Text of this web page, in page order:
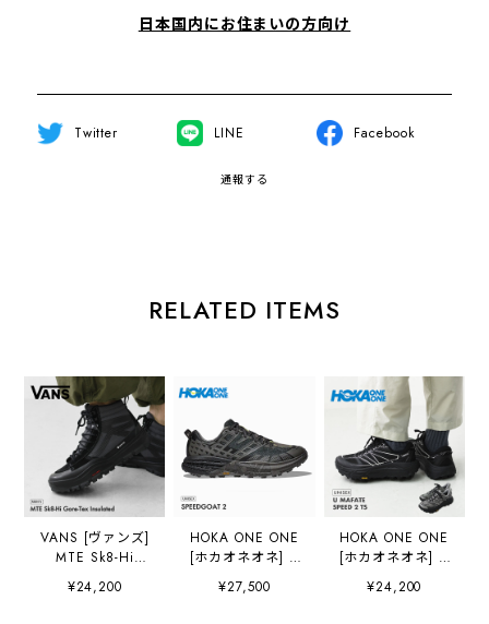
日本国内にお住まいの方向け
Twitter LINE Facebook
通報する
RELATED ITEMS
VANS [ヴァンズ]
MTE Sk8-Hi
Gore-Tex
Insulated
¥24,200
HOKA ONE ONE
[ホカオネオネ] U
SPEEDGOAT 2
[1162710-bhlt] ス
¥27,500
HOKA ONE ONE
[ホカオネオネ] U
MAFATE SPEED 2
TS [1171891] マ
¥24,200